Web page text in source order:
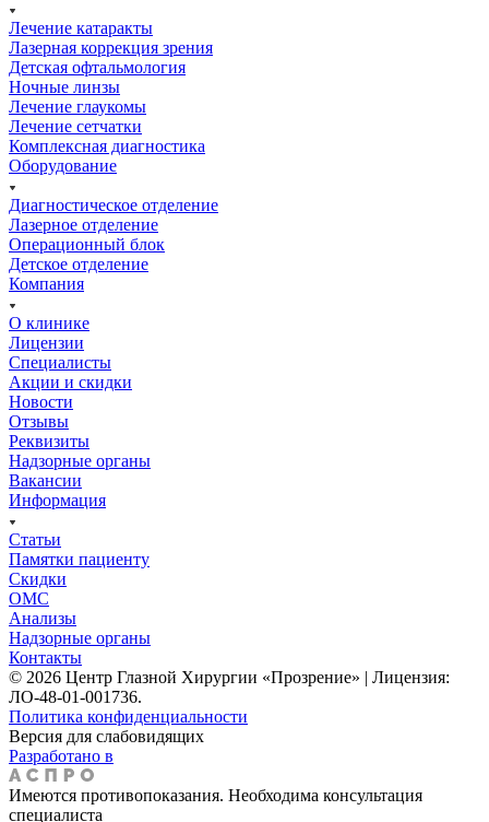
Лечение катаракты
Лазерная коррекция зрения
Детская офтальмология
Ночные линзы
Лечение глаукомы
Лечение сетчатки
Комплексная диагностика
Оборудование
Диагностическое отделение
Лазерное отделение
Операционный блок
Детское отделение
Компания
О клинике
Лицензии
Специалисты
Акции и скидки
Новости
Отзывы
Реквизиты
Надзорные органы
Вакансии
Информация
Статьи
Памятки пациенту
Скидки
ОМС
Анализы
Надзорные органы
Контакты
© 2026 Центр Глазной Хирургии «Прозрение» | Лицензия:
ЛО-48-01-001736.
Политика конфиденциальности
Версия для слабовидящих
Разработано в
Имеются противопоказания. Необходима консультация
специалиста